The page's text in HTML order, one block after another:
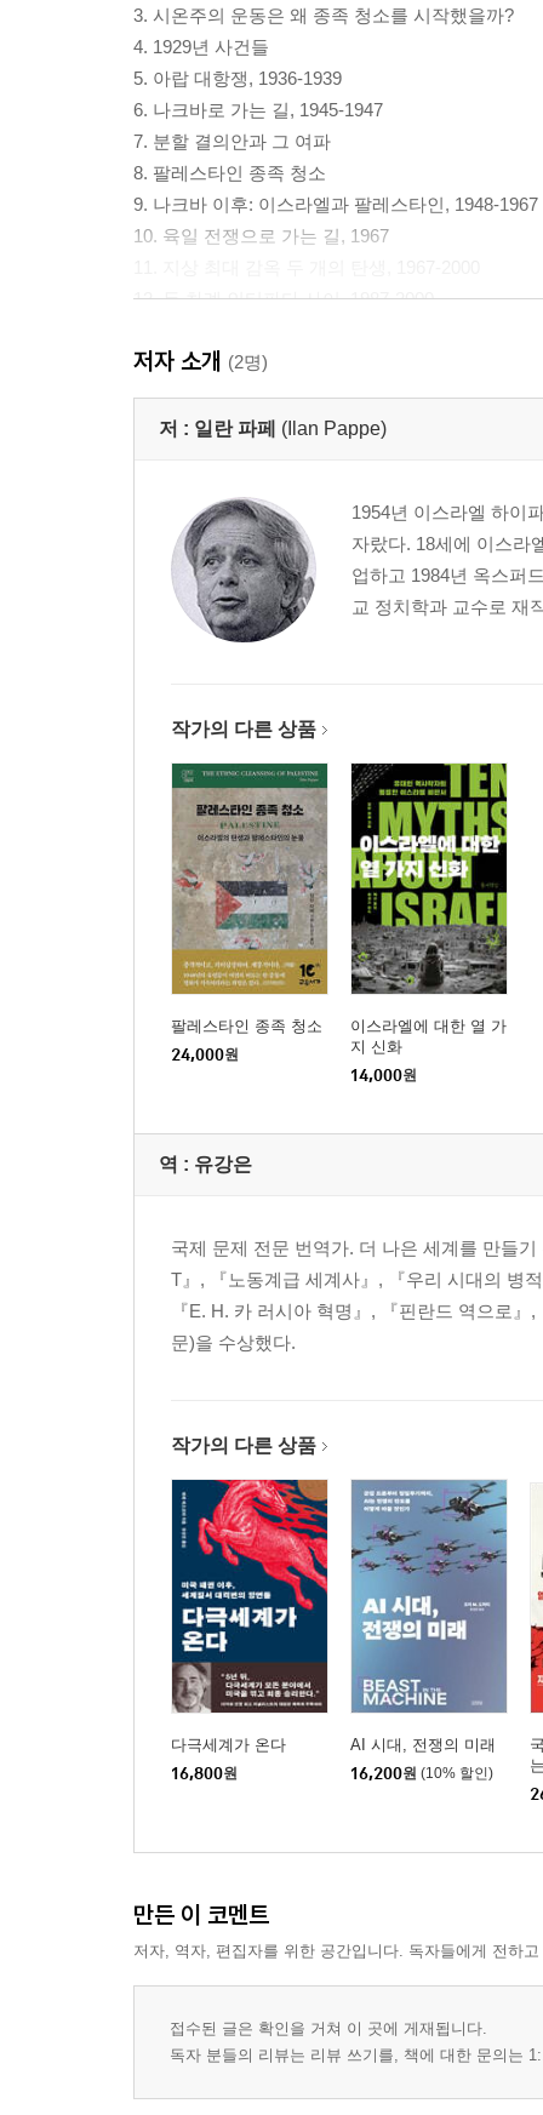
3. 시온주의 운동은 왜 종족 청소를 시작했을까?
4. 1929년 사건들
5. 아랍 대항쟁, 1936-1939
6. 나크바로 가는 길, 1945-1947
7. 분할 결의안과 그 여파
8. 팔레스타인 종족 청소
9. 나크바 이후: 이스라엘과 팔레스타인, 1948-1967
10. 육일 전쟁으로 가는 길, 1967
12. 두 차례 인티파다 사이, 1987-2000
14. 21세기의 이스라엘과 팔레스타인
15. 2023년 10월 7일의 역사적·도덕적 맥락
옮긴이의 말
저자 소개 (2명)
저 : 일란 파페 (Ilan Pappe)
1954년 이스라엘 하이
자랐다. 18세에 이스라
업하고 1984년 옥스퍼
교 정치학과 교수로 재
작가의 다른 상품
팔레스타인 종족 청소
24,000원
이스라엘에 대한 열 가
지 신화
14,000원
역 : 유강은
국제 문제 전문 번역가. 더 나은 세계를 만들
T』, 『노동계급 세계사』, 『우리 시대의 병
『E. H. 카 러시아 혁명』, 『핀란드 역으로
문)을 수상했다.
작가의 다른 상품
다극세계가 온다
16,800원
AI 시대, 전쟁의 미래
16,200원 (10% 할인)
만든 이 코멘트
저자, 역자, 편집자를 위한 공간입니다. 독자들에게 전하
접수된 글은 확인을 거쳐 이 곳에 게재됩니다.
독자 분들의 리뷰는 리뷰 쓰기를, 책에 대한 문의는